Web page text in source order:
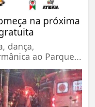
na próxima
dança,
ao Parque...